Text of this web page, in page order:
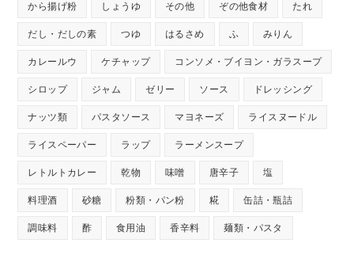
から揚げ粉 しょうゆ その他 ぞの他食材 たれ
だし・だしの素 つゆ はるさめ ふ みりん
カレールウ ケチャップ コンソメ・ブイヨン・ガラスープ
シロップ ジャム ゼリー ソース ドレッシング
ナッツ類 パスタソース マヨネーズ ライスヌードル
ライスペーパー ラップ ラーメンスープ
レトルトカレー 乾物 味噌 唐辛子 塩
料理酒 砂糖 粉類・パン粉 糀 缶詰・瓶詰
調味料 酢 食用油 香辛料 麺類・パスタ